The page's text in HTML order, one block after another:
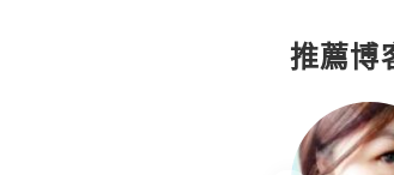
推薦博